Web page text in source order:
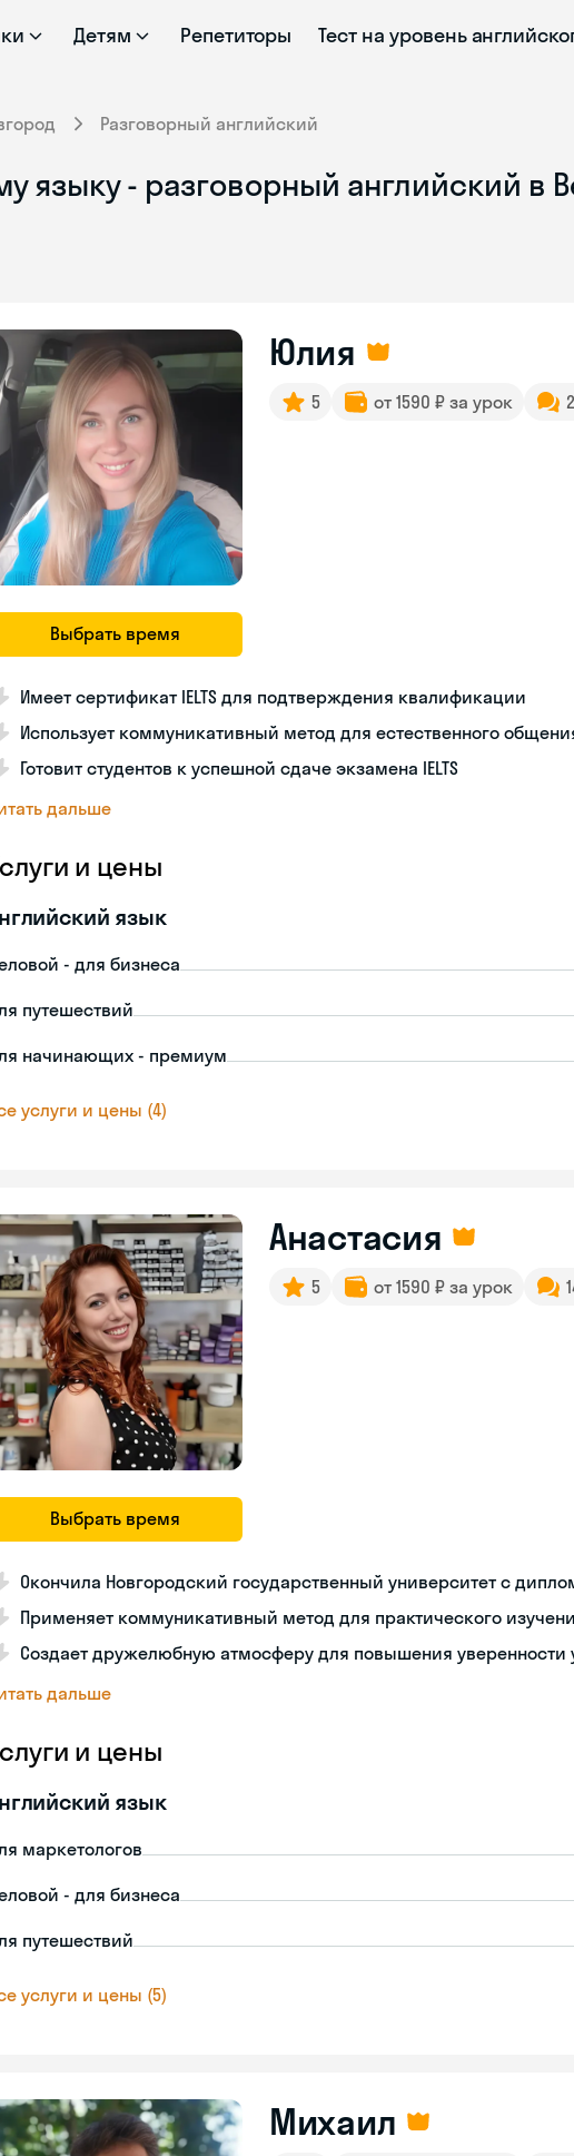
Детям Репетиторы Тест на уровень
Разговорный английский
языку - разговорный английский в
Выбрать время
Юлия
5 от 1590 ₽ за урок
Имеет сертификат IELTS для подтверждения квалификации
Использует коммуникативный метод для естественного
Готовит студентов к успешной сдаче экзамена IELTS
дальше
и цены
язык
- для бизнеса
путешествий
начинающих - премиум
услуги и цены (4)
Выбрать время
Анастасия
5 от 1590 ₽ за урок
Окончила Новгородский государственный университет с
Применяет коммуникативный метод для практического
Создает дружелюбную атмосферу для повышения уверенности
дальше
и цены
язык
маркетологов
- для бизнеса
путешествий
услуги и цены (5)
Михаил